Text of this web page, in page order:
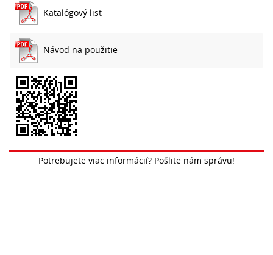
Katalógový list
Návod na použitie
Potrebujete viac informácií? Pošlite nám správu!